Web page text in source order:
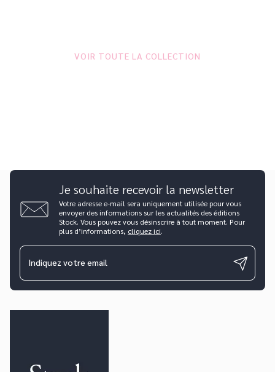
VOIR TOUTE LA COLLECTION
Je souhaite recevoir la newsletter
Votre adresse e-mail sera uniquement utilisée pour vous
envoyer des informations sur les actualités des éditions
Stock. Vous pouvez vous désinscrire à tout moment. Pour
plus d’informations, cliquez ici.
Indiquez votre email